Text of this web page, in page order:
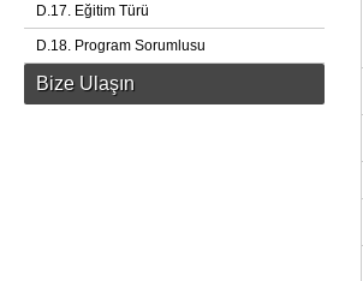
D.17. Eğitim Türü
D.18. Program Sorumlusu
Bize Ulaşın